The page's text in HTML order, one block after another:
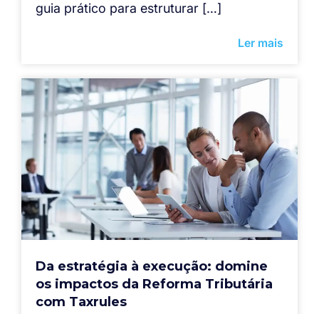
guia prático para estruturar […]
Ler mais
Da estratégia à execução: domine
os impactos da Reforma Tributária
com Taxrules